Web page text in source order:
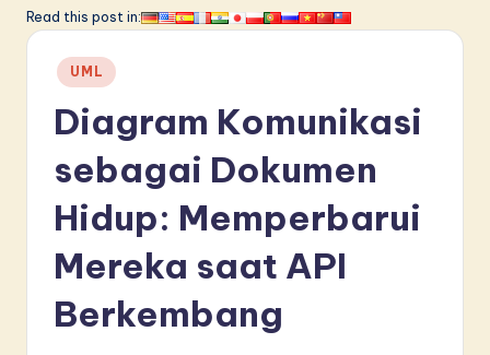
li
A
Read this post in:
Posted
in
UML
Diagram Komunikasi
sebagai Dokumen
Hidup: Memperbarui
Mereka saat API
Berkembang